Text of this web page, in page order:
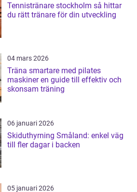
Tennistränare stockholm så hittar
du rätt tränare för din utveckling
04 mars 2026
Träna smartare med pilates
maskiner en guide till effektiv och
skonsam träning
06 januari 2026
Skiduthyrning Småland: enkel väg
till fler dagar i backen
05 januari 2026